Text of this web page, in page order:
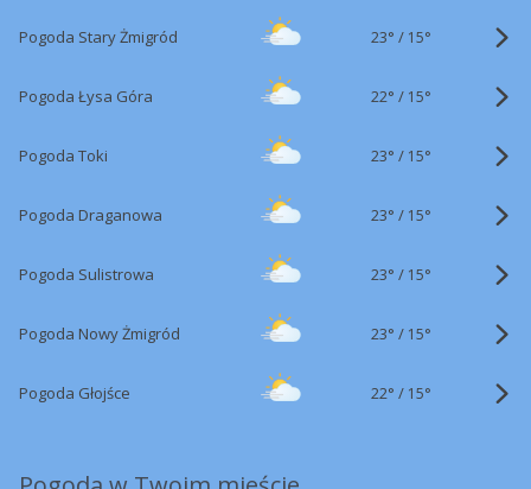
Pogoda Stary Żmigród 23° / 15°
Pogoda Łysa Góra 22° / 15°
Pogoda Toki 23° / 15°
Pogoda Draganowa 23° / 15°
Pogoda Sulistrowa 23° / 15°
Pogoda Nowy Żmigród 23° / 15°
Pogoda Głojśce 22° / 15°